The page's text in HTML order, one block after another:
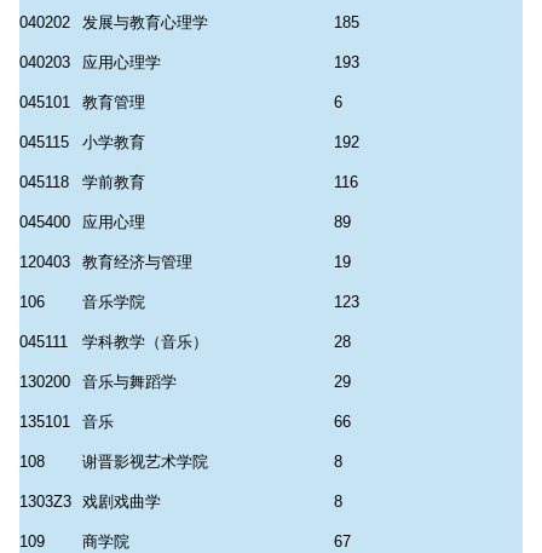
040202 发展与教育心理学 185
040203 应用心理学 193
045101 教育管理 6
045115 小学教育 192
045118 学前教育 116
045400 应用心理 89
120403 教育经济与管理 19
106 音乐学院 123
045111 学科教学（音乐） 28
130200 音乐与舞蹈学 29
135101 音乐 66
108 谢晋影视艺术学院 8
1303Z3 戏剧戏曲学 8
109 商学院 67